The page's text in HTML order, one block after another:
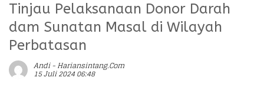
Tinjau Pelaksanaan Donor Darah
dam Sunatan Masal di Wilayah
Perbatasan
Andi - Hariansintang.com
15 Juli 2024 06:48